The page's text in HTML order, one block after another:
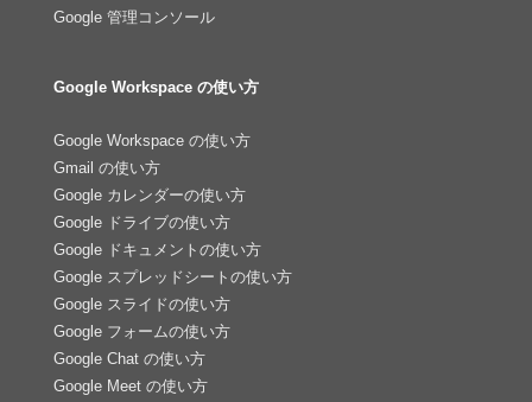
Google 管理コンソール
Google Workspace の使い方
Google Workspace の使い方
Gmail の使い方
Google カレンダーの使い方
Google ドライブの使い方
Google ドキュメントの使い方
Google スプレッドシートの使い方
Google スライドの使い方
Google フォームの使い方
Google Chat の使い方
Google Meet の使い方